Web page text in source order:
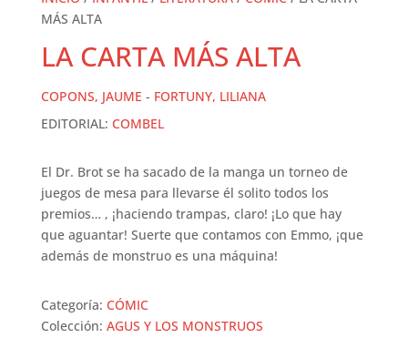
MÁS ALTA
LA CARTA MÁS ALTA
COPONS, JAUME - FORTUNY, LILIANA
EDITORIAL: COMBEL
El Dr. Brot se ha sacado de la manga un torneo de
juegos de mesa para llevarse él solito todos los
premios… , ¡haciendo trampas, claro! ¡Lo que hay
que aguantar! Suerte que contamos con Emmo, ¡que
además de monstruo es una máquina!
Categoría: CÓMIC
Colección: AGUS Y LOS MONSTRUOS